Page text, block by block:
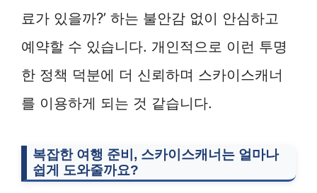
료가 있을까?’ 하는 불안감 없이 안심하고
예약할 수 있습니다. 개인적으로 이런 투명
한 정책 덕분에 더 신뢰하며 스카이스캐너
를 이용하게 되는 것 같습니다.
복잡한 여행 준비, 스카이스캐너는 얼마나
쉽게 도와줄까요?